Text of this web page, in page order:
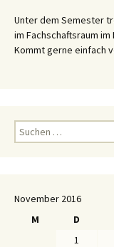
Unter dem Semester
im Fachschaftsraum
Kommt gerne einfach
Suchen
nach:
November 2016
M
D
1